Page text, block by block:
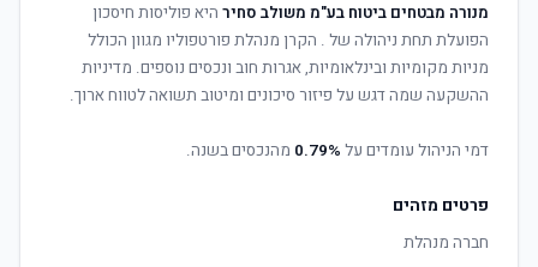
מנורה מבטחים ביטוח בע"מ משולב סחיר היא פוליסות חיסכון
הפועלת תחת ניהולה של . הקרן מנהלת פורטפוליו מגוון הכולל
מניות מקומיות ובינלאומיות, אגרות חוב ונכסים נוספים. מדיניות
ההשקעה שמה דגש על פיזור סיכונים ומיטוב תשואה לטווח ארוך.
דמי הניהול עומדים על 0.79% מהנכסים בשנה.
פרטים מזהים
חברה מנהלת